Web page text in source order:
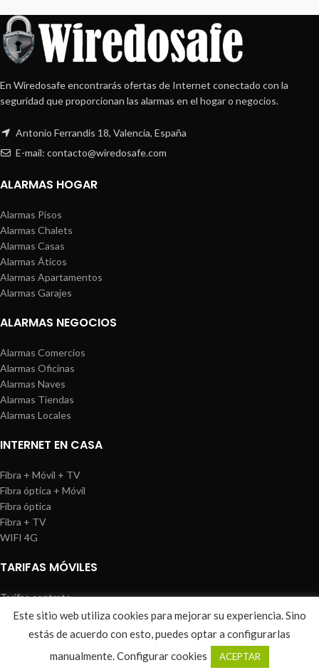
En Wiredosafe encontrarás ofertas de Internet conectado con la
seguridad que proporcionan las alarmas en el hogar o negocios.
Antonio Ferrandis 18, Valencia, España
E-mail: contacto@wiredosafe.com
ALARMAS HOGAR
Alarmas Pisos
Alarmas Chalets
Alarmas Casas
Alarmas Áticos
Alarmas Apartamentos
Alarmas Garajes
ALARMAS NEGOCIOS
Alarmas Comercios
Alarmas Oficinas
Alarmas Naves
Alarmas Tiendas
Alarmas Locales
INTERNET EN CASA
Fibra + Móvil + TV
Fibra óptica + Móvil
Fibra óptica
Fibra + TV
WIFI 4G
TARIFAS MÓVILES
Tarifas contrato
Tarifas prepago
WIREDOSAFE Aviso Legal Política de Cookies |Sitemap
Este sitio web utiliza cookies para mejorar su experiencia. Sino
estás de acuerdo con esto, puedes optar a configurarlas
manualmente.Configurar cookies ACEPTAR